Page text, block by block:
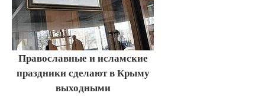
Православные и исламские
праздники сделают в Крыму
выходными